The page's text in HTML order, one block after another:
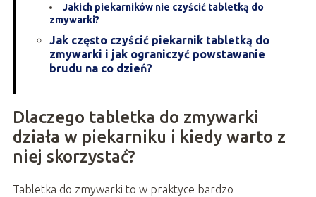
Jakich piekarników nie czyścić tabletką do
zmywarki?
Jak często czyścić piekarnik tabletką do
zmywarki i jak ograniczyć powstawanie
brudu na co dzień?
Dlaczego tabletka do zmywarki
działa w piekarniku i kiedy warto z
niej skorzystać?
Tabletka do zmywarki to w praktyce bardzo